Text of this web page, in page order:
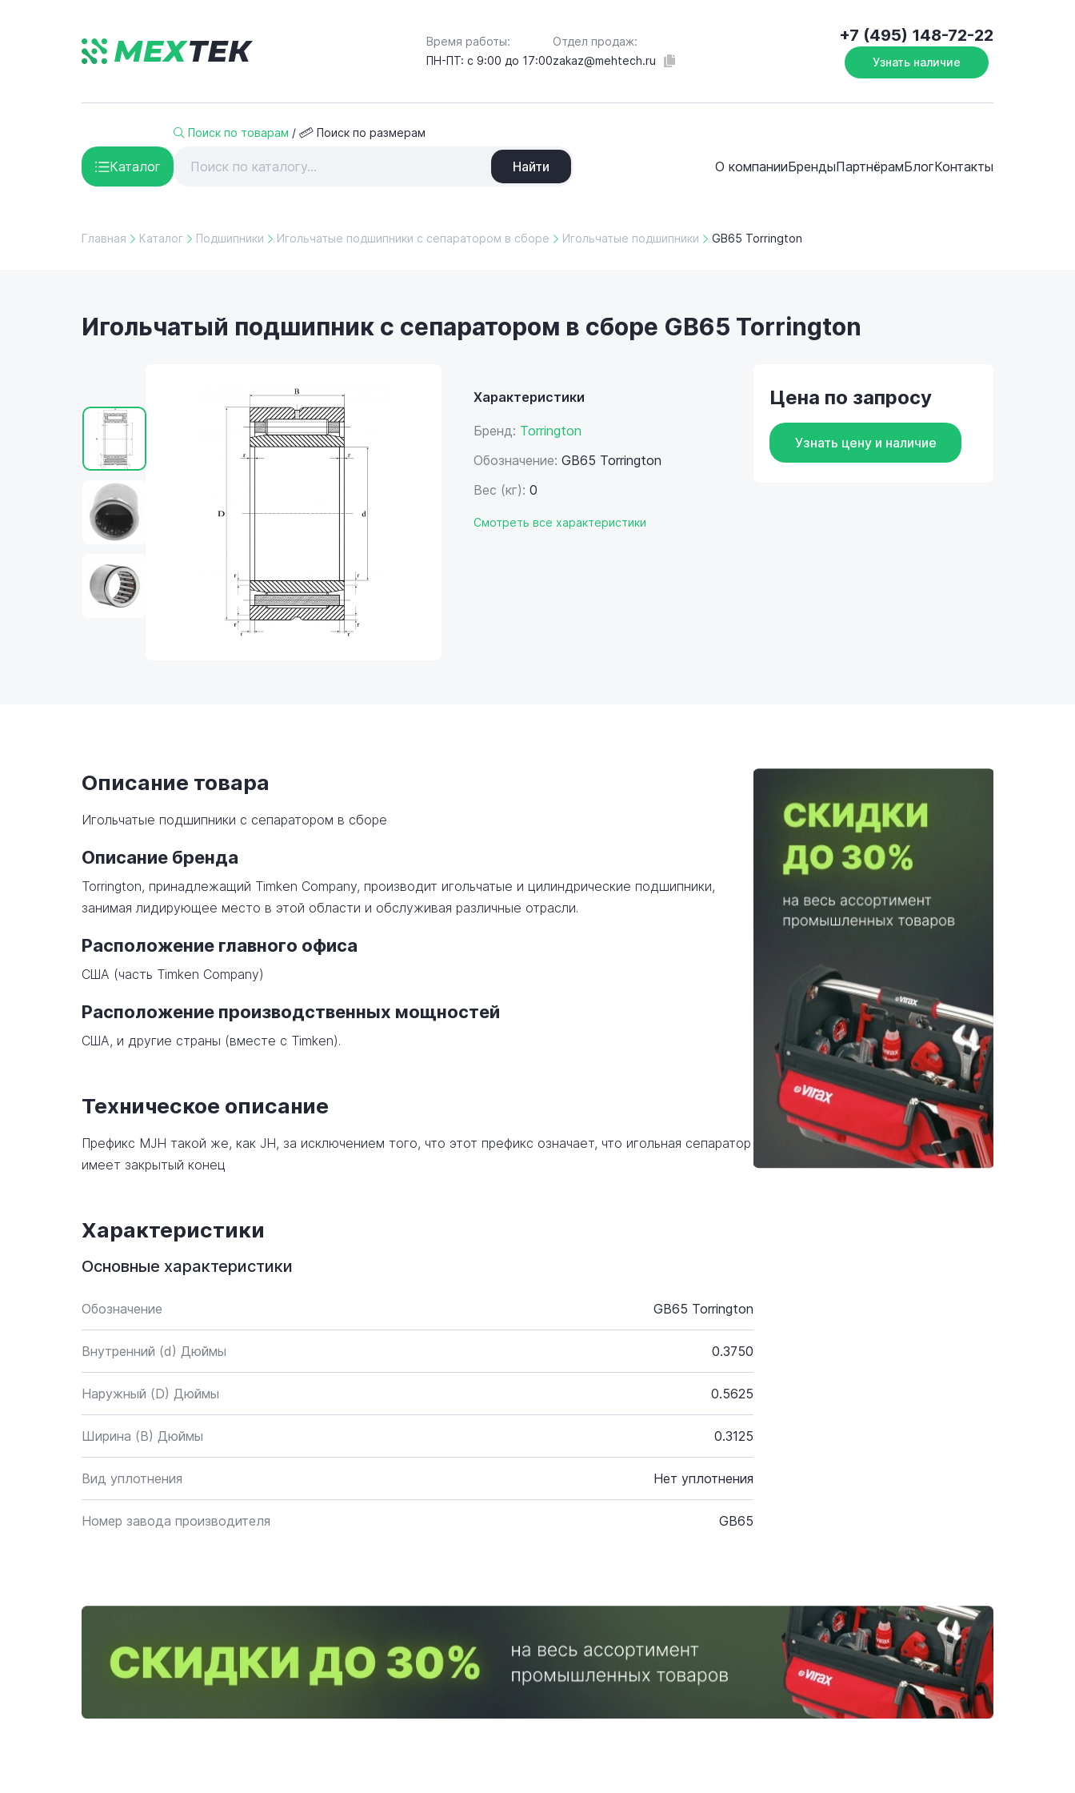
Время работы:
ПН-ПТ: с 9:00 до 17:00
Отдел продаж:
zakaz@mehtech.ru
+7 (495) 148-72-22
Узнать наличие
Каталог
Поиск по товарам / Поиск по размерам
Найти О компанииБрендыПартнёрамБлогКонтакты
Главная Каталог Подшипники Игольчатые подшипники с сепаратором в сборе Игольчатые подшипники GB65 Torrington
Игольчатый подшипник с сепаратором в сборе GB65 Torrington
Характеристики
Бренд: Torrington
Обозначение: GB65 Torrington
Вес (кг): 0
Смотреть все характеристики
Цена по запросу
Узнать цену и наличие
Описание товара
Игольчатые подшипники с сепаратором в сборе
Описание бренда
Torrington, принадлежащий Timken Company, производит игольчатые и цилиндрические подшипники,
занимая лидирующее место в этой области и обслуживая различные отрасли.
Расположение главного офиса
США (часть Timken Company)
Расположение производственных мощностей
США, и другие страны (вместе с Timken).
Техническое описание
Префикс MJH такой же, как JH, за исключением того, что этот префикс означает, что игольная сепаратор
имеет закрытый конец
Характеристики
Основные характеристики
Обозначение GB65 Torrington
Внутренний (d) Дюймы 0.3750
Наружный (D) Дюймы 0.5625
Ширина (B) Дюймы 0.3125
Вид уплотнения Нет уплотнения
Номер завода производителя GB65